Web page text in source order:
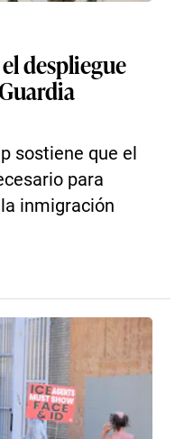
despliegue
sostiene que el
para
inmigración